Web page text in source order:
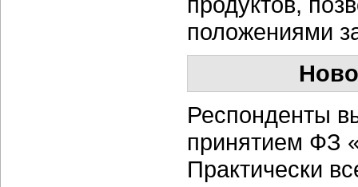
положениями
Респонденты
принятием ФЗ
Практически